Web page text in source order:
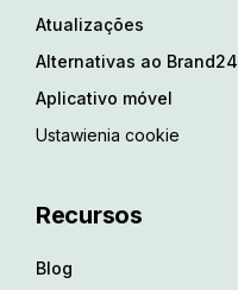
Atualizações
Alternativas ao Brand24
Aplicativo móvel
Ustawienia cookie
Recursos
Blog